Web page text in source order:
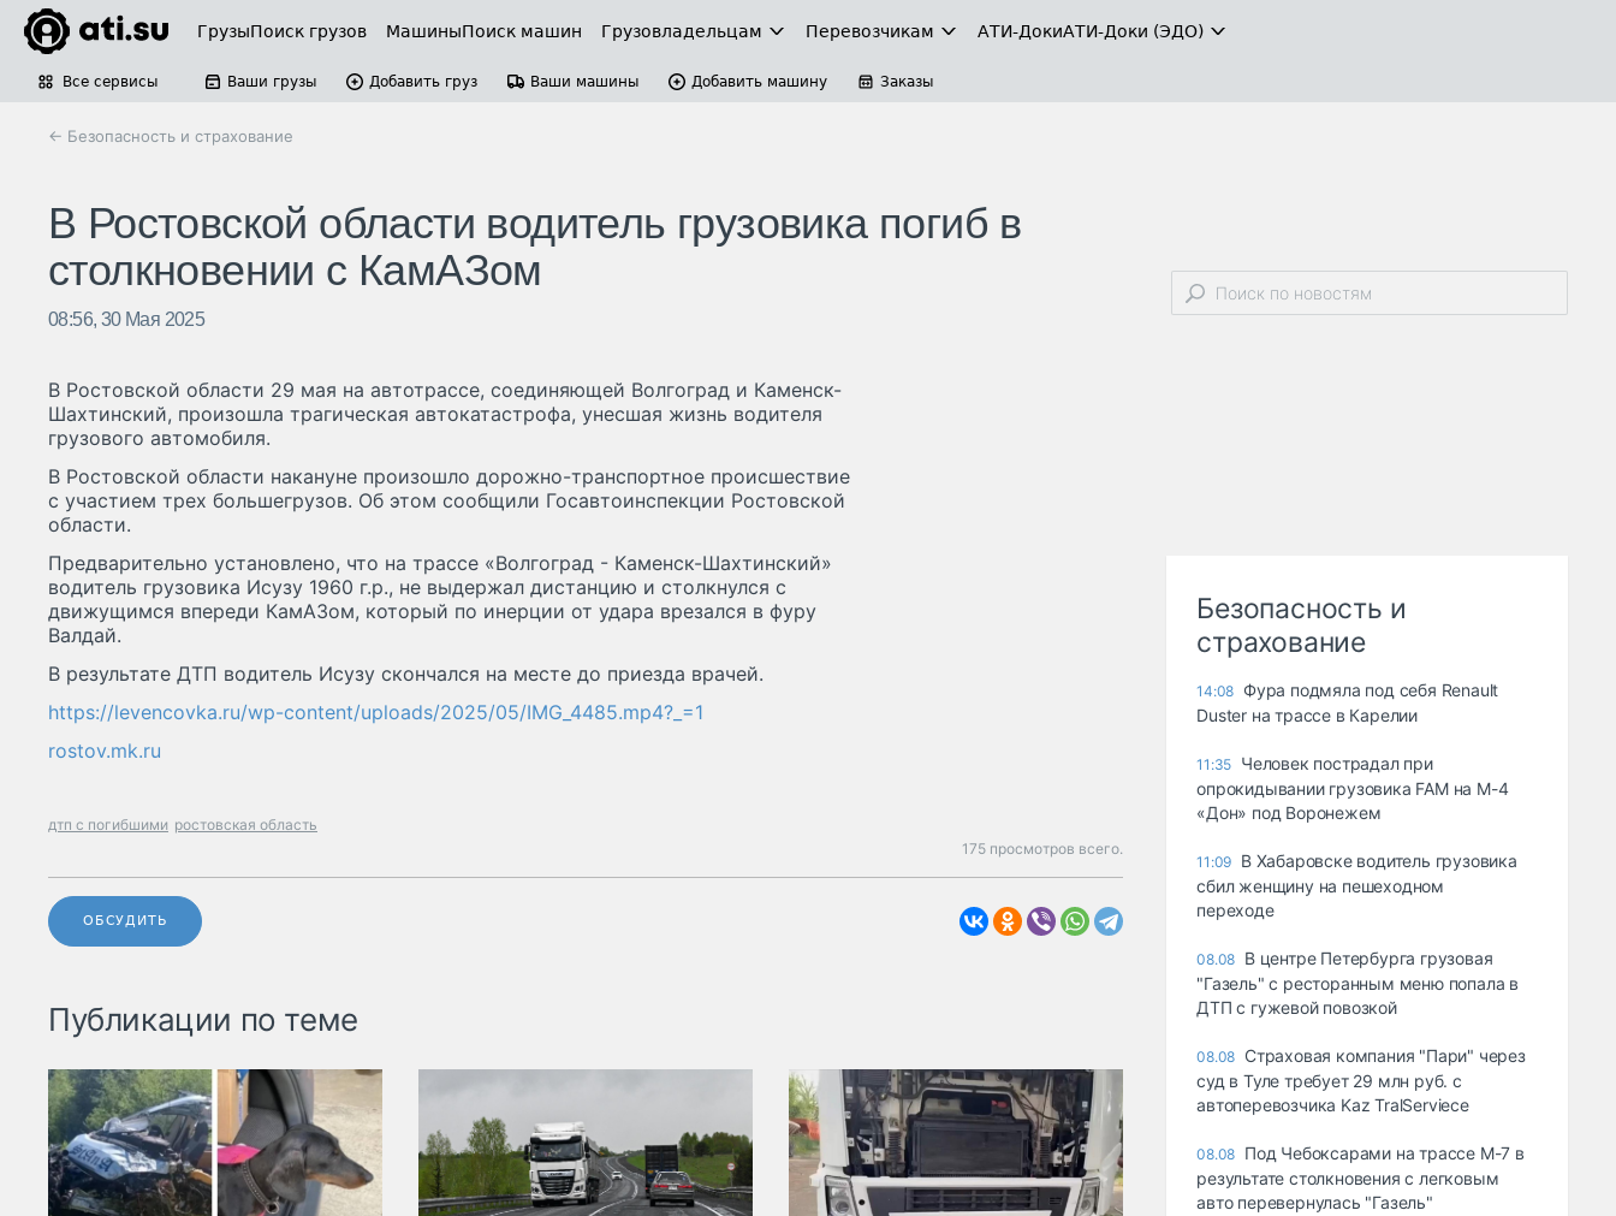
ГрузыПоиск грузов МашиныПоиск машин Грузовладельцам Перевозчикам АТИ-ДокиАТИ-Доки (ЭДО)
Все сервисы Ваши грузы Добавить груз Ваши машины Добавить машину Заказы
← Безопасность и страхование
В Ростовской области водитель грузовика погиб в
столкновении с КамАЗом
08:56, 30 Мая 2025
В Ростовской области 29 мая на автотрассе, соединяющей Волгоград и Каменск-
Шахтинский, произошла трагическая автокатастрофа, унесшая жизнь водителя
грузового автомобиля.
В Ростовской области накануне произошло дорожно-транспортное происшествие
с участием трех большегрузов. Об этом сообщили Госавтоинспекции Ростовской
области.
Предварительно установлено, что на трассе «Волгоград - Каменск-Шахтинский»
водитель грузовика Исузу 1960 г.р., не выдержал дистанцию и столкнулся с
движущимся впереди КамАЗом, который по инерции от удара врезался в фуру
Валдай.
В результате ДТП водитель Исузу скончался на месте до приезда врачей.
https://levencovka.ru/wp-content/uploads/2025/05/IMG_4485.mp4?_=1
rostov.mk.ru
дтп с погибшими ростовская область
175 просмотров всего.
ОБСУДИТЬ
Публикации по теме
Безопасность и
страхование
14:08 Фура подмяла под себя Renault
Duster на трассе в Карелии
11:35 Человек пострадал при
опрокидывании грузовика FAM на М-4
«Дон» под Воронежем
11:09 В Хабаровске водитель грузовика
сбил женщину на пешеходном
переходе
08.08 В центре Петербурга грузовая
"Газель" с ресторанным меню попала в
ДТП с гужевой повозкой
08.08 Страховая компания "Пари" через
суд в Туле требует 29 млн руб. с
автоперевозчика Kaz TralServiece
08.08 Под Чебоксарами на трассе М-7 в
результате столкновения с легковым
авто перевернулась "Газель"